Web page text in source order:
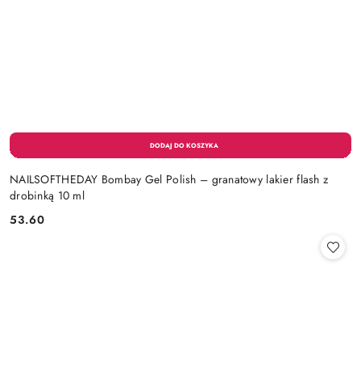
NAILSOFTHEDAY Bombay Gel Polish – granatowy lakier flash z
drobinką 10 ml
Cena:
53.60